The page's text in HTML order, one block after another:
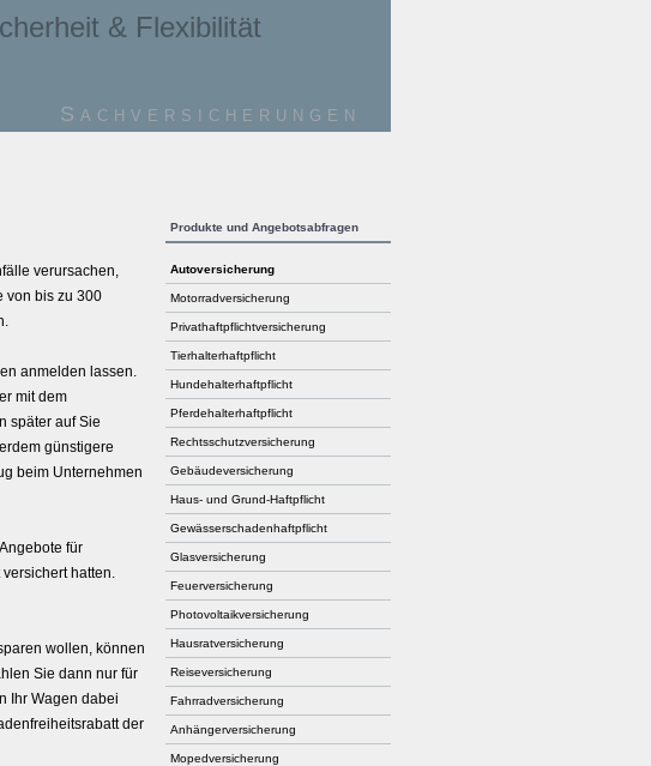
& Flexibilität
Sachversicherungen
Produkte und Angebotsabfragen
Auto­ver­si­che­rung
Motor­rad­ver­sicherung
Privathaftpflichtversicherung
Tierhalterhaftpflicht
Hunde­halter­haft­pflicht
Pferdehalterhaftpflicht
Rechts­schutz­ver­si­che­rung
Ge­bäude­ver­si­che­rung
Haus- und Grund-Haft­pflicht
Gewässerschadenhaftpflicht
Glasversicherung
Feuerversicherung
Photo­voltaik­ver­si­che­rung
Haus­rat­ver­si­che­rung
Reiseversicherung
Fahrradversicherung
Anhängerversicherung
Mopedversicherung
verursachen,
von bis zu 300
anmelden lassen.
mit dem
später auf Sie
günstigere
beim Unternehmen
für
hatten.
wollen, können
Sie dann nur für
Ihr Wagen dabei
der